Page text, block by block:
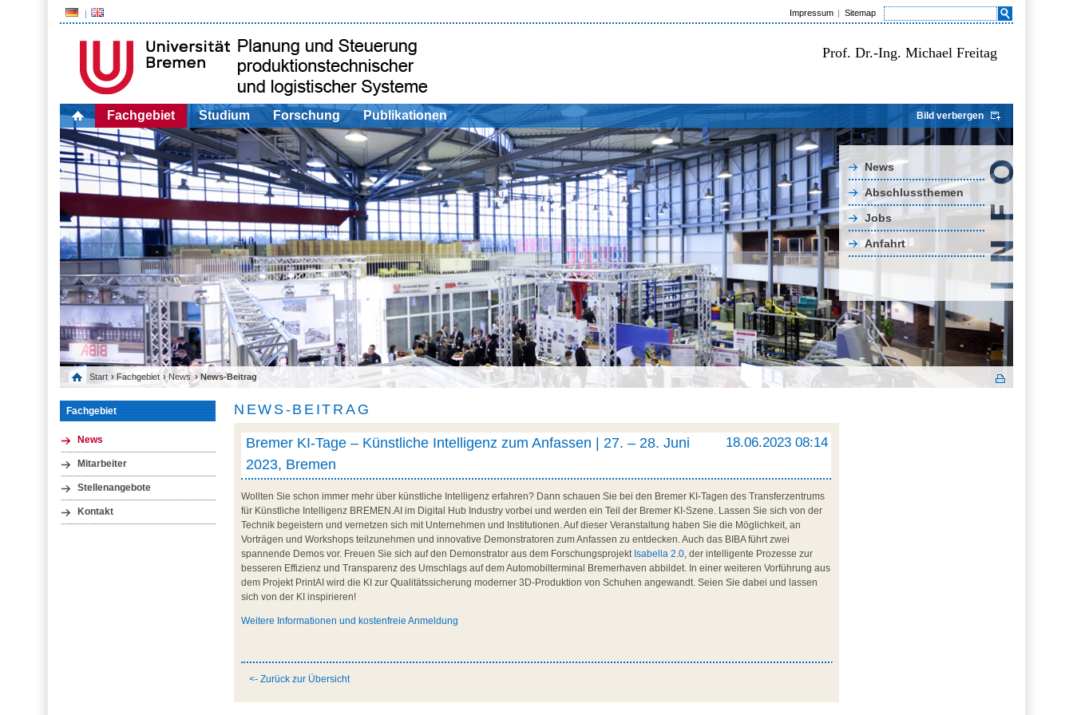
Impressum Sitemap
Prof. Dr.-Ing. Michael Freitag
Fachgebiet Studium Forschung Publikationen Bild verbergen
News
Abschlussthemen
Jobs
Anfahrt
Start › Fachgebiet ›News › News-Beitrag
Fachgebiet
News
Mitarbeiter
Stellenangebote
Kontakt
NEWS-BEITRAG
18.06.2023 08:14
Bremer KI-Tage – Künstliche Intelligenz zum Anfassen | 27. – 28. Juni
2023, Bremen
Wollten Sie schon immer mehr über künstliche Intelligenz erfahren? Dann schauen Sie bei den Bremer KI-Tagen des Transferzentrums
für Künstliche Intelligenz BREMEN.AI im Digital Hub Industry vorbei und werden ein Teil der Bremer KI-Szene. Lassen Sie sich von der
Technik begeistern und vernetzen sich mit Unternehmen und Institutionen. Auf dieser Veranstaltung haben Sie die Möglichkeit, an
Vorträgen und Workshops teilzunehmen und innovative Demonstratoren zum Anfassen zu entdecken. Auch das BIBA führt zwei
spannende Demos vor. Freuen Sie sich auf den Demonstrator aus dem Forschungsprojekt Isabella 2.0, der intelligente Prozesse zur
besseren Effizienz und Transparenz des Umschlags auf dem Automobilterminal Bremerhaven abbildet. In einer weiteren Vorführung aus
dem Projekt PrintAI wird die KI zur Qualitätssicherung moderner 3D-Produktion von Schuhen angewandt. Seien Sie dabei und lassen
sich von der KI inspirieren!
Weitere Informationen und kostenfreie Anmeldung
<- Zurück zur Übersicht